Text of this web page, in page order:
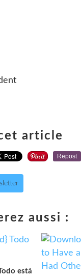
article
Repost
aussi :
está